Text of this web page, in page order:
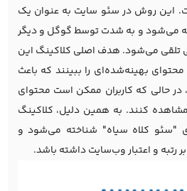
این روش در سئو سایت به عنوان یک
می‌شود و به شدت توسط گوگل و دیگر
تلقی می‌شود. هدف اصلی کلاکینگ این
بهینه‌شده‌ای را ببینند که باعث
حالی که کاربران ممکن است محتوای
کنند. به همین دلیل، کلاکینگ
"سئو کلاه سیاه" شناخته می‌شود و
رتبه و اعتبار وب‌سایت داشته باشد.